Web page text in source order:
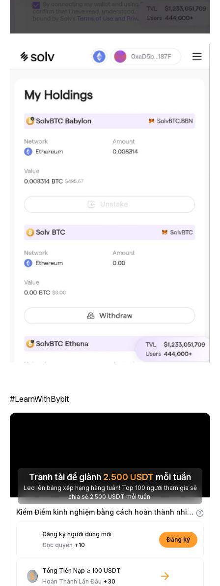
#LearnWithBybit
Tranh tài để giành 2.500 USDT mỗi tuần
Leo lên bảng xếp hạng hàng tuần! Top 100 người tham gia sẽ
chia sẻ 2.500 USDT mỗi tuần.
Kiếm Điểm kinh nghiệm bằng cách hoàn thành nhiệm vụ
Đăng ký người dùng mới
Độc quyền +10
Đăng ký
Tổng Tiền Nạp ≥ 100 USDT
Hoàn Thành Lần Đầu +30